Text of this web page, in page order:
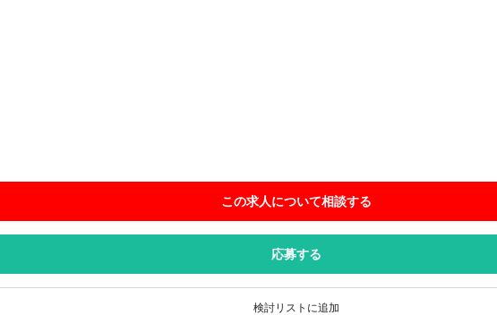
この求人について相談する
応募する
検討リストに追加